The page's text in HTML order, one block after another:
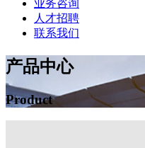
业务咨询
人才招聘
联系我们
产品中心
Product